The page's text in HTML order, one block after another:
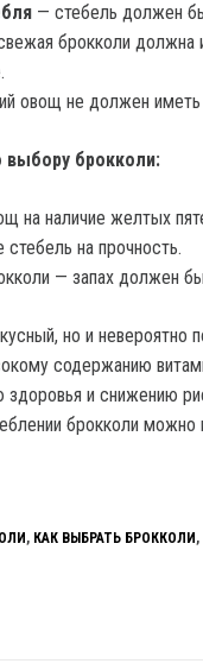
— стебель должен
брокколи должна
овощ не должен иметь
выбору брокколи:
на наличие желтых
стебель на прочность.
— запах должен
но и невероятно
содержанию
и снижению
брокколи
, КАК ВЫБРАТЬ БРОККОЛИ ,